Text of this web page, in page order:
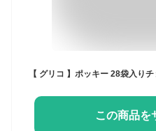
この商品を